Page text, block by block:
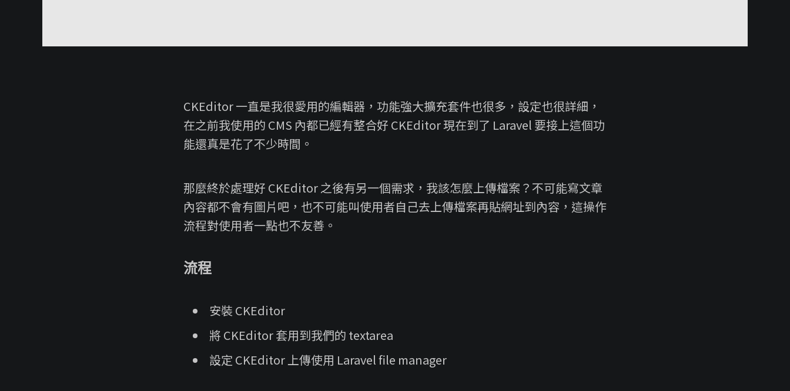
CKEditor 一直是我很愛用的編輯器，功能強大擴充套件也很多，設定也很詳細，
在之前我使用的 CMS 內都已經有整合好 CKEditor 現在到了 Laravel 要接上這個功
能還真是花了不少時間。
那麼終於處理好 CKEditor 之後有另一個需求，我該怎麼上傳檔案？不可能寫文章
內容都不會有圖片吧，也不可能叫使用者自己去上傳檔案再貼網址到內容，這操作
流程對使用者一點也不友善。
流程
安裝 CKEditor
將 CKEditor 套用到我們的 textarea
設定 CKEditor 上傳使用 Laravel file manager